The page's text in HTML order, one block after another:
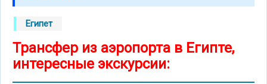
Египет
Трансфер из аэропорта в Египте,
интересные экскурсии: